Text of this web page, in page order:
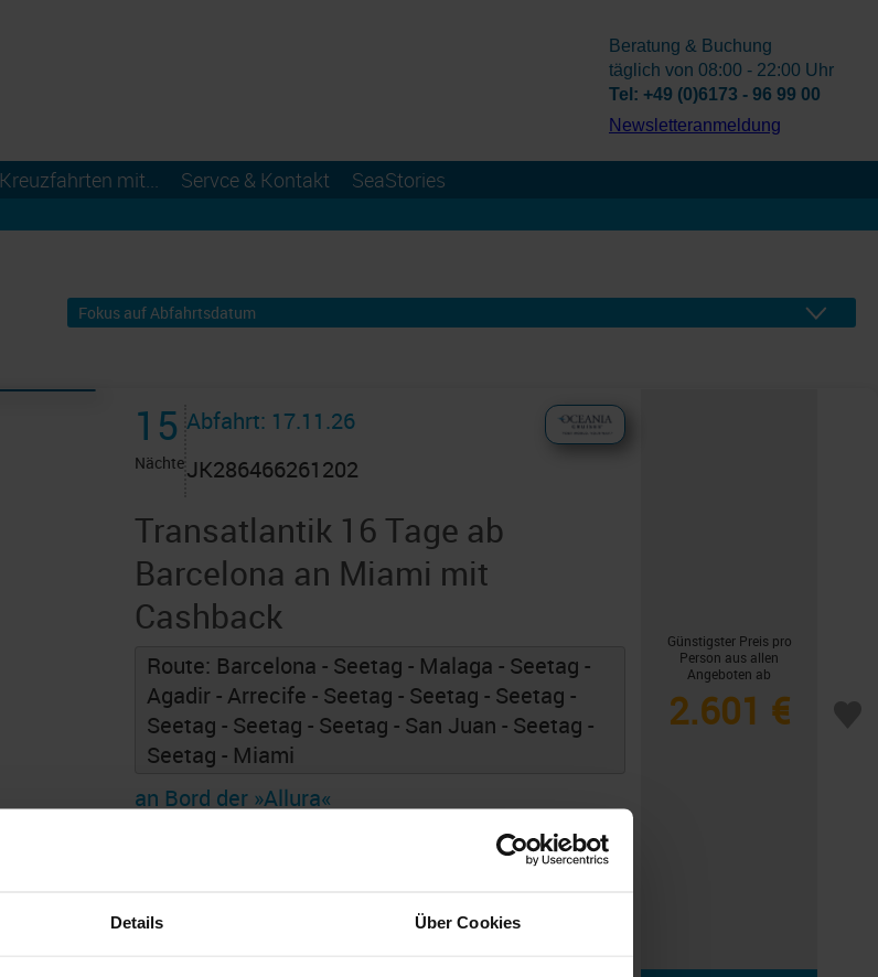
Details Über Cookies
Kreuzfahrten mit... Servce & Kontakt SeaStories
Beratung & Buchung
täglich von 08:00 - 22:00 Uhr
Tel: +49 (0)6173 - 96 99 00
­Newsletteranmeldung
15
Nächte
Abfahrt: 17.11.26
JK286466261202
Transatlantik 16 Tage ab
Barcelona an Miami mit
Cashback
Route: Barcelona - Seetag - Malaga - Seetag -
Agadir - Arrecife - Seetag - Seetag - Seetag -
Seetag - Seetag - Seetag - San Juan - Seetag -
Seetag - Miami
an Bord der »Allura«
Günstigster Preis pro
Person aus allen
Angeboten ab
2.601 €